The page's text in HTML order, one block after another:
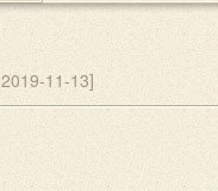
2019-11-13]